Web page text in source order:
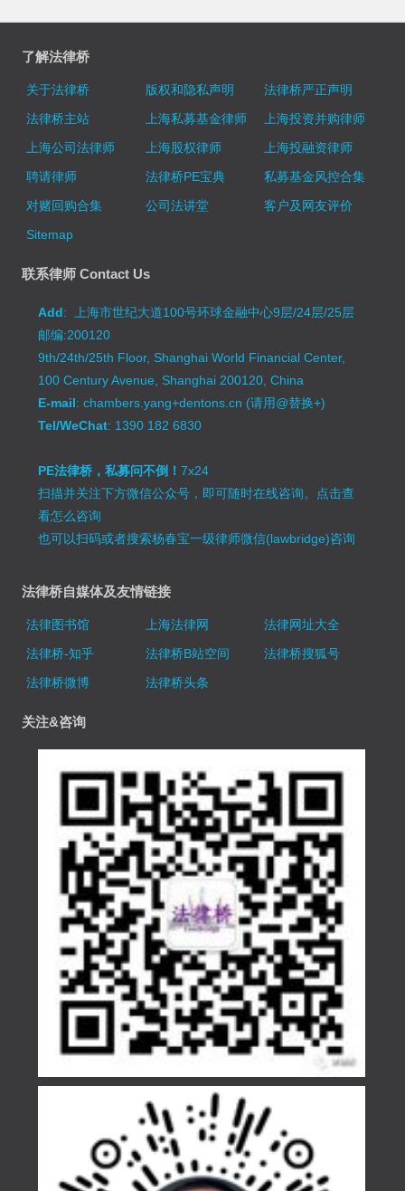
了解法律桥
关于法律桥 版权和隐私声明
法律桥严正声明
法律桥主站
上海私募基金律师
上海投资并购律师
上海公司法律师
上海股权律师
上海投融资律师
聘请律师
法律桥PE宝典
私募基金风控合集
对赌回购合集
公司法讲堂
客户及网友评价
Sitemap
联系律师 Contact Us
Add: 上海市世纪大道100号环球金融中心9层/24层/25层
邮编:200120
9th/24th/25th Floor, Shanghai World Financial Center,
100 Century Avenue, Shanghai 200120, China
E-mail: chambers.yang+dentons.cn (请用@替换+)
Tel/WeChat: 1390 182 6830
PE法律桥，私募问不倒！7x24
扫描并关注下方微信公众号，即可随时在线咨询。 点击查
看怎么咨询
也可以扫码或者搜索杨春宝一级律师微信(lawbridge)咨询
法律桥自媒体及友情链接
法律图书馆 上海法律网
法律网址大全
法律桥-知乎
法律桥B站空间
法律桥搜狐号
法律桥微博
法律桥头条
关注&咨询